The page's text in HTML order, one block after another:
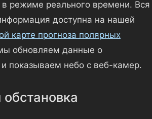
в режиме реального времени. Вся
доступна на нашей
карте прогноза полярных
обновляем данные о
и показываем небо с веб-камер.